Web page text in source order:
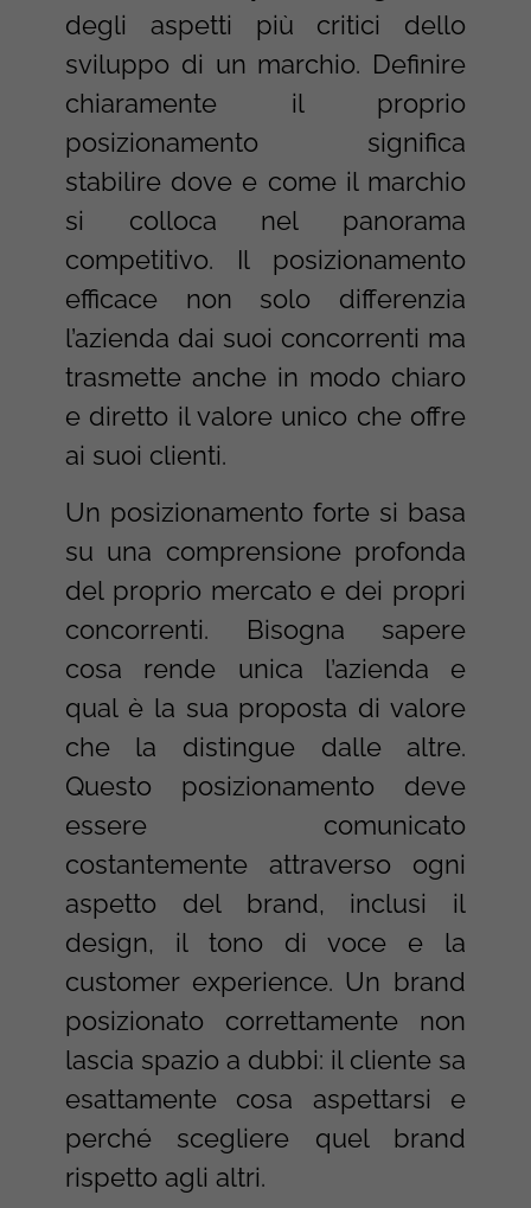
degli aspetti più critici dello
sviluppo di un marchio. Definire
chiaramente il proprio
posizionamento significa
stabilire dove e come il marchio
si colloca nel panorama
competitivo. Il posizionamento
efficace non solo differenzia
l’azienda dai suoi concorrenti ma
trasmette anche in modo chiaro
e diretto il valore unico che offre
ai suoi clienti.
Un posizionamento forte si basa
su una comprensione profonda
del proprio mercato e dei propri
concorrenti. Bisogna sapere
cosa rende unica l’azienda e
qual è la sua proposta di valore
che la distingue dalle altre.
Questo posizionamento deve
essere comunicato
costantemente attraverso ogni
aspetto del brand, inclusi il
design, il tono di voce e la
customer experience. Un brand
posizionato correttamente non
lascia spazio a dubbi: il cliente sa
esattamente cosa aspettarsi e
perché scegliere quel brand
rispetto agli altri.